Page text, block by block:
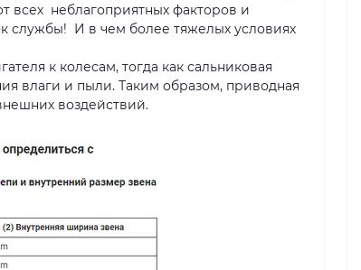
всех неблагоприятных факторов и
службы! И в чем более тяжелых условиях
к колесам, тогда как сальниковая
влаги и пыли. Таким образом, приводная
воздействий.